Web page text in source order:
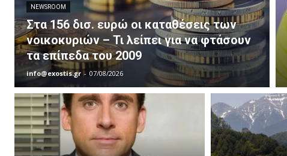
NEWSROOM
Στα 156 δισ. ευρώ οι καταθέσεις των
νοικοκυριών – Τι λείπει για να φτάσουν
τα επίπεδα του 2009
info@exostis.gr - 07/08/2026